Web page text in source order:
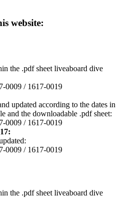
website:
the .pdf sheet liveaboard dive
0009 / 1617-0019
updated according to the dates in
and the downloadable .pdf sheet:
0009 / 1617-0019
0009 / 1617-0019
the .pdf sheet liveaboard dive